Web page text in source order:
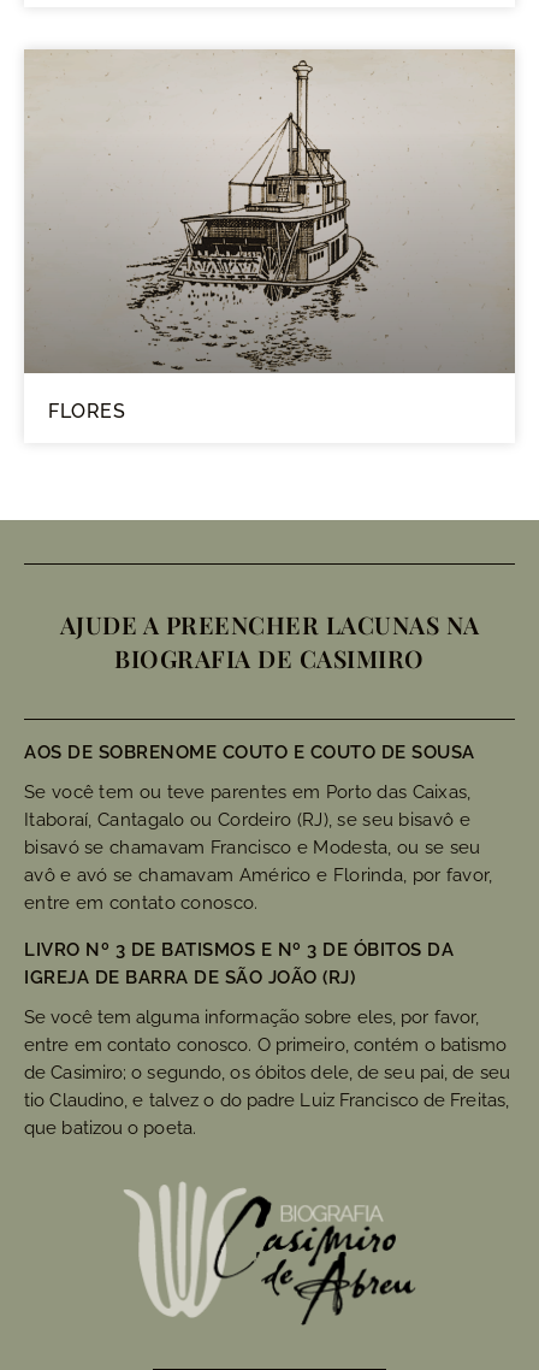
FLORES
AJUDE A PREENCHER LACUNAS NA
BIOGRAFIA DE CASIMIRO
AOS DE SOBRENOME COUTO E COUTO DE SOUSA
Se você tem ou teve parentes em Porto das Caixas,
Itaboraí, Cantagalo ou Cordeiro (RJ), se seu bisavô e
bisavó se chamavam Francisco e Modesta, ou se seu
avô e avó se chamavam Américo e Florinda, por favor,
entre em contato conosco.
LIVRO Nº 3 DE BATISMOS E Nº 3 DE ÓBITOS DA
IGREJA DE BARRA DE SÃO JOÃO (RJ)
Se você tem alguma informação sobre eles, por favor,
entre em contato conosco. O primeiro, contém o batismo
de Casimiro; o segundo, os óbitos dele, de seu pai, de seu
tio Claudino, e talvez o do padre Luiz Francisco de Freitas,
que batizou o poeta.